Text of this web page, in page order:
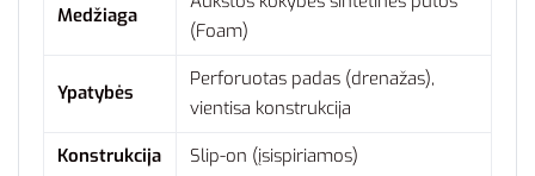
Medžiaga
(Foam)
Ypatybės
Perforuotas padas (drenažas),
vientisa konstrukcija
Konstrukcija
Slip-on (įsispiriamos)